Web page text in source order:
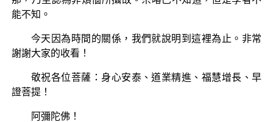
能不知。
今天因為時間的關係，我們就說明到這裡為止。非常
謝謝大家的收看！
敬祝各位菩薩：身心安泰、道業精進、福慧增長、早
證菩提！
阿彌陀佛！